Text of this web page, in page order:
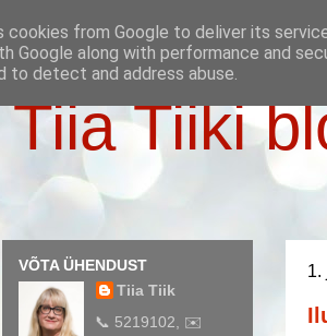
Tiia Tiiki
1.
VÕTA ÜHENDUST
Tiia Tiik
📞 5219102, ✉️
cookies from Google to deliver its
Google along with performance and
to detect and address abuse.